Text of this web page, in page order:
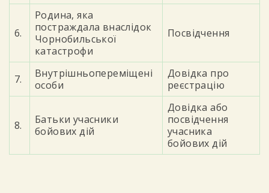
6.
Родина, яка
постраждала внаслідок
Чорнобильської
катастрофи
Посвідчення
7.
Внутрішньопереміщені
особи
Довідка про
реєстрацію
8.
Батьки учасники
бойових дій
Довідка або
посвідчення
учасника
бойових дій